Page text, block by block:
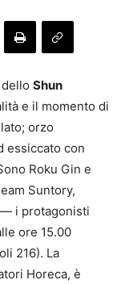
Shun
e il momento di
orzo
essiccato con
Roku Gin e
Suntory,
i protagonisti
ore 15.00
216). La
Horeca, è